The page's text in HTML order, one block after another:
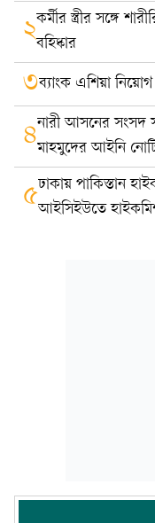
২কর্মীর স্ত্রীর সঙ্গে
বহিষ্কার
৩ব্যাংক এশিয়া
৪নারী আসনের সংসদ
মাহমুদের আইনি
৫ঢাকায় পাকিস্তান
আইসিইউতে